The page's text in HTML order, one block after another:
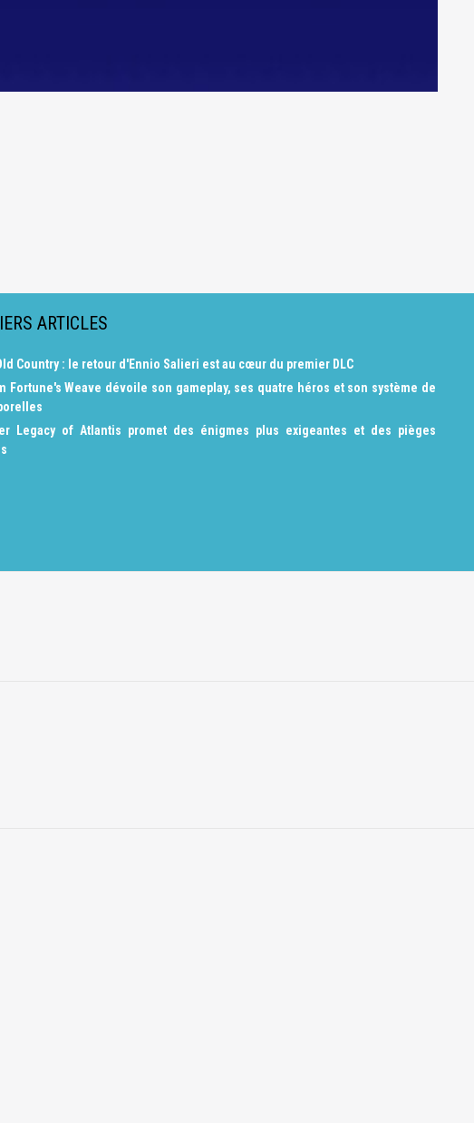
ARTICLES
Country : le retour d'Ennio Salieri est au cœur du premier DLC
Fortune's Weave dévoile son gameplay, ses quatre héros et son système de
Legacy of Atlantis promet des énigmes plus exigeantes et des pièges